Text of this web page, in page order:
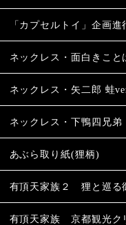
「カプセルトイ」企画進
ネックレス・面白きこと
ネックレス・矢二郎 蛙
ネックレス・下鴨四兄弟
あぶら取り紙(狸柄)
有頂天家族２ 狸と巡る
有頂天家族 京都観光ク